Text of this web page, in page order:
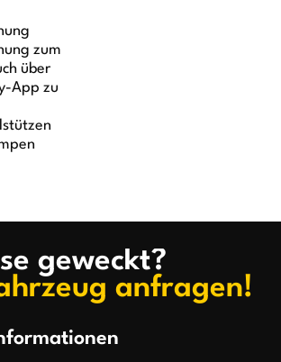
zum
über
App zu
geweckt?
anfragen!